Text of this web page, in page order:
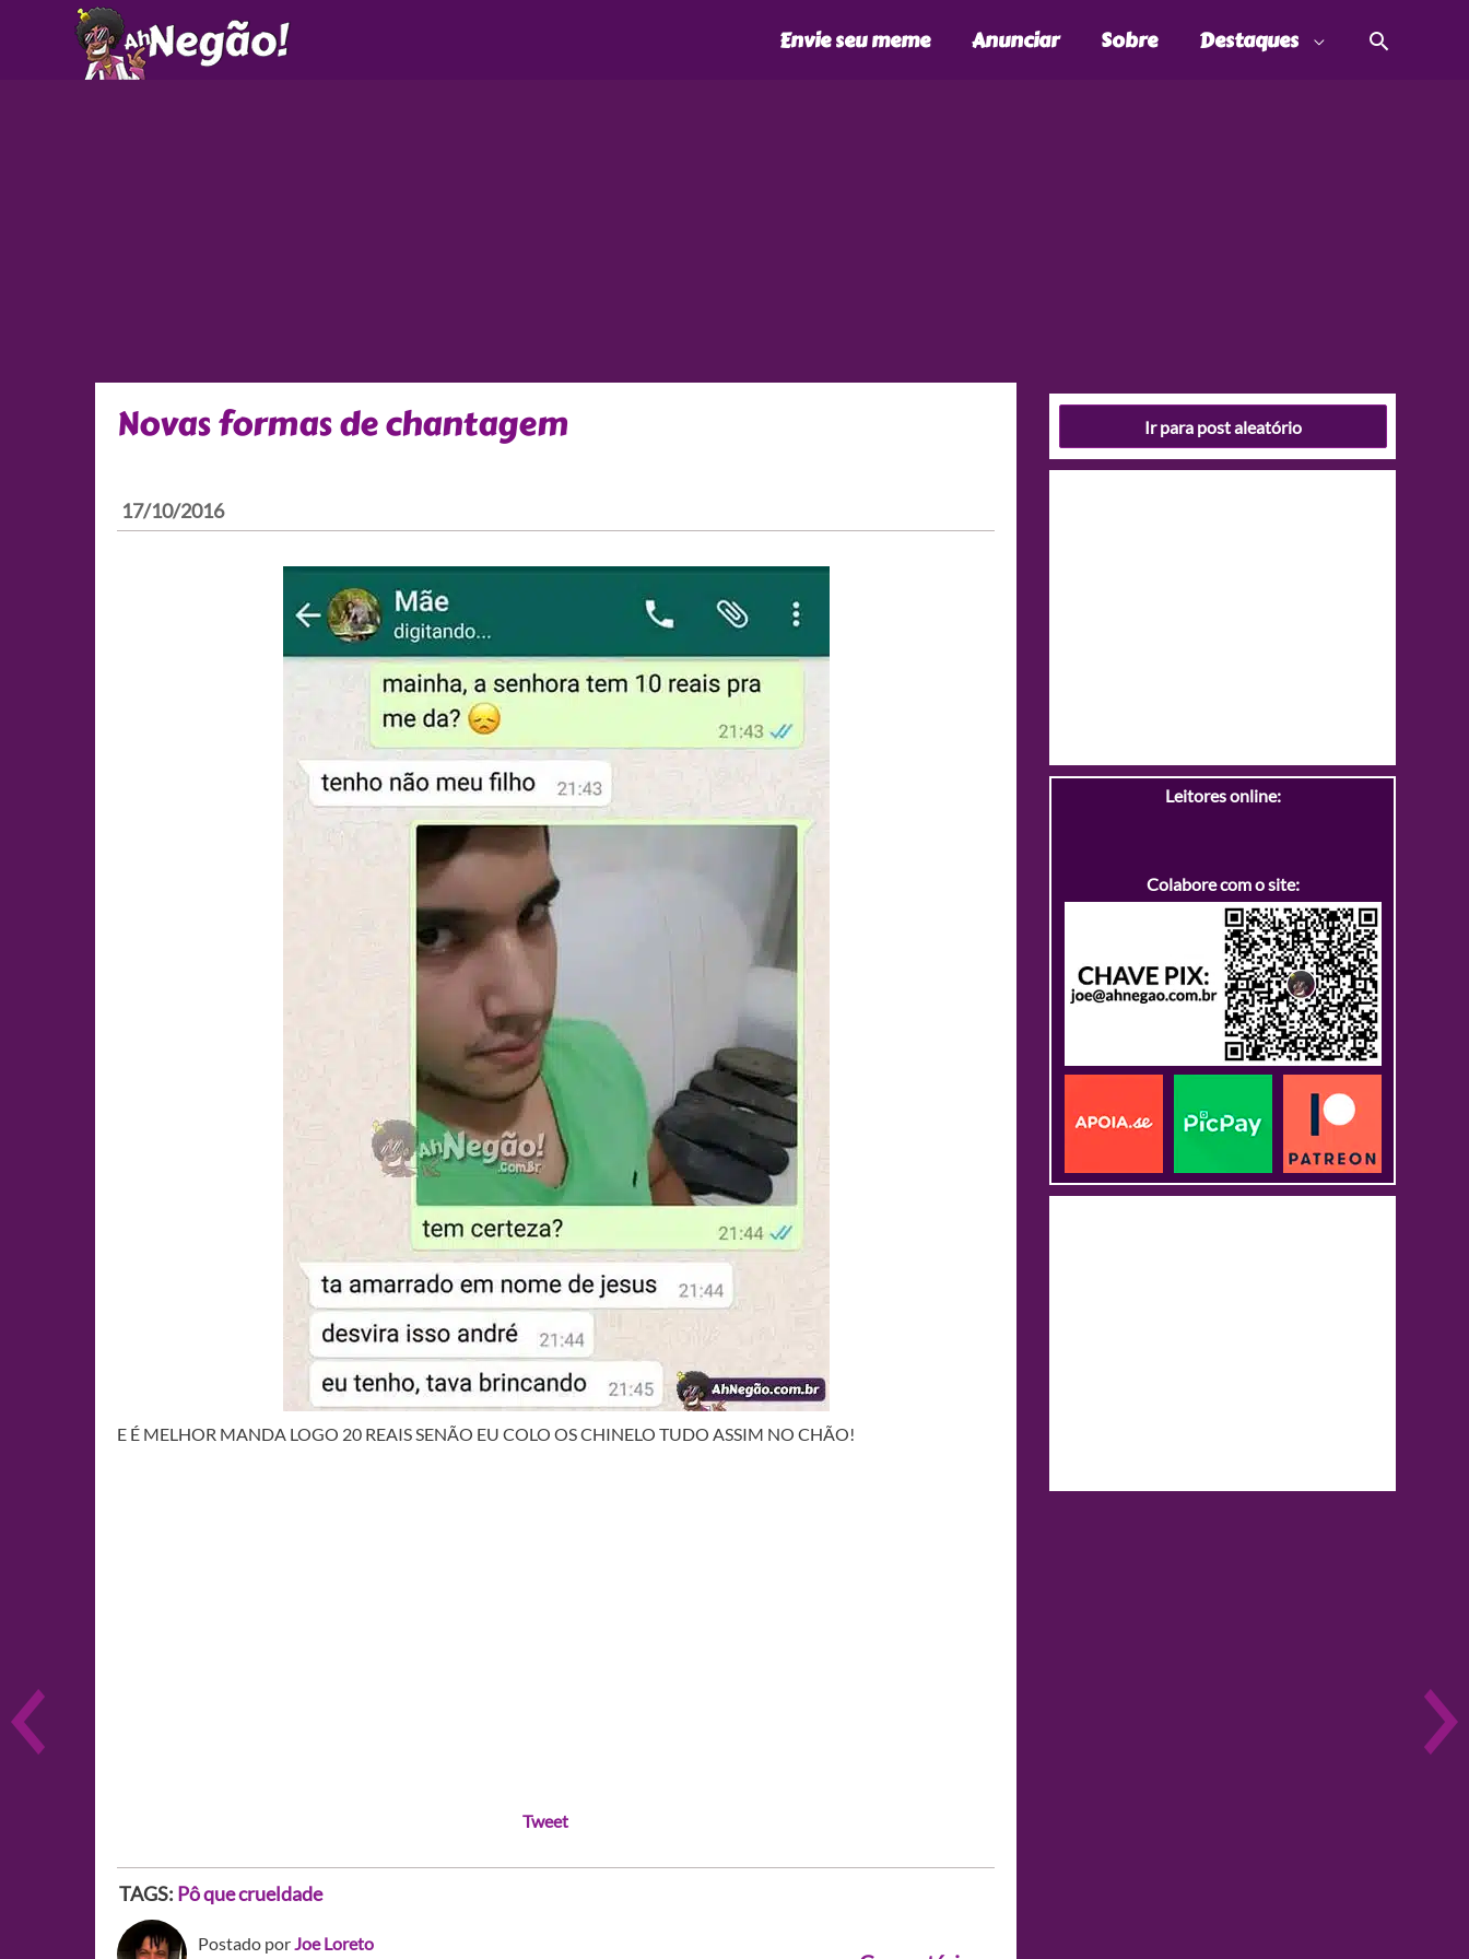
Envie seu meme Anunciar Sobre Destaques
Novas formas de chantagem
17/10/2016
E É MELHOR MANDA LOGO 20 REAIS SENÃO EU COLO OS CHINELO TUDO ASSIM NO CHÃO!
Tweet
TAGS: Pô que crueldade
Postado porJoe Loreto
Ir para post aleatório
Leitores online:
Colabore com o site: